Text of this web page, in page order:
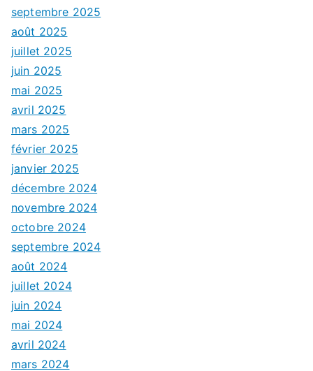
septembre 2025
août 2025
juillet 2025
juin 2025
mai 2025
avril 2025
mars 2025
février 2025
janvier 2025
décembre 2024
novembre 2024
octobre 2024
septembre 2024
août 2024
juillet 2024
juin 2024
mai 2024
avril 2024
mars 2024